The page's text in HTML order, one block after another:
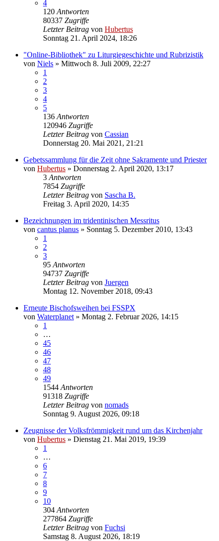
4
120 Antworten
80337 Zugriffe
Letzter Beitrag von Hubertus
Sonntag 21. April 2024, 18:26
"Online-Bibliothek" zu Liturgiegeschichte und Rubrizistik
von Niels » Mittwoch 8. Juli 2009, 22:27
1
2
3
4
5
136 Antworten
120946 Zugriffe
Letzter Beitrag von Cassian
Donnerstag 20. Mai 2021, 21:21
Gebetssammlung für die Zeit ohne Sakramente und Priester
von Hubertus » Donnerstag 2. April 2020, 13:17
3 Antworten
7854 Zugriffe
Letzter Beitrag von Sascha B.
Freitag 3. April 2020, 14:35
Bezeichnungen im tridentinischen Messritus
von cantus planus » Sonntag 5. Dezember 2010, 13:43
1
2
3
95 Antworten
94737 Zugriffe
Letzter Beitrag von Juergen
Montag 12. November 2018, 09:43
Erneute Bischofsweihen bei FSSPX
von Waterplanet » Montag 2. Februar 2026, 14:15
1
…
45
46
47
48
49
1544 Antworten
91318 Zugriffe
Letzter Beitrag von nomads
Sonntag 9. August 2026, 09:18
Zeugnisse der Volksfrömmigkeit rund um das Kirchenjahr
von Hubertus » Dienstag 21. Mai 2019, 19:39
1
…
6
7
8
9
10
304 Antworten
277864 Zugriffe
Letzter Beitrag von Fuchsi
Samstag 8. August 2026, 18:19